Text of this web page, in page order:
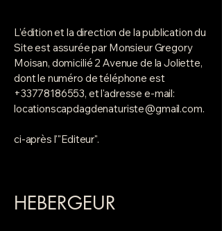
L’édition et la direction de la publication du
Site est assurée par Monsieur Gregory
Moisan, domicilié 2 Avenue de la Joliette,
dont le numéro de téléphone est
+33778186553, et l'adresse e-mail:
locationscapdagdenaturiste@gmail.com.
ci-après l'"Editeur".
HEBERGEUR